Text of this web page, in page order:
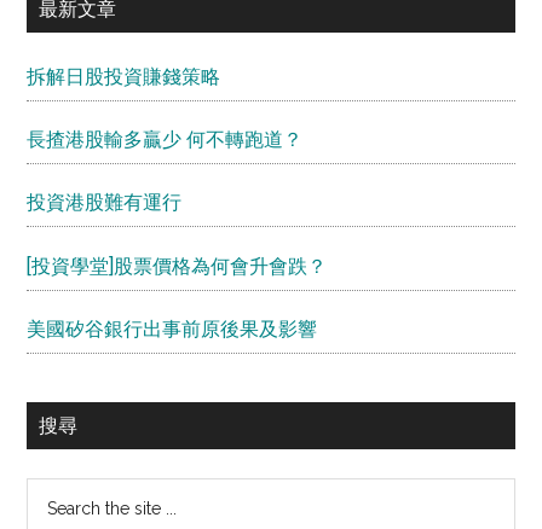
最新文章
拆解日股投資賺錢策略
長揸港股輸多贏少 何不轉跑道？
投資港股難有運行
[投資學堂]股票價格為何會升會跌？
美國矽谷銀行出事前原後果及影響
搜尋